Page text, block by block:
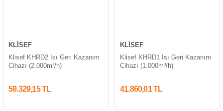
KLİSEF
Klisef KHRD2 Isı Geri Kazanım
Cihazı (2.000m³/h)
59.329,15 TL
KLİSEF
Klisef KHRD1 Isı Geri Kazanım
Cihazı (1.000m³/h)
41.860,01 TL